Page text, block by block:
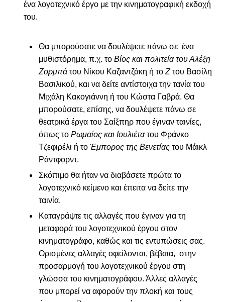
ένα λογοτεχνικό έργο με την κινηματογραφική εκδοχή
του.
Θα μπορούσατε να δουλέψετε πάνω σε ένα
μυθιστόρημα, π.χ. το Βίος και πολιτεία του Αλέξη
Ζορμπάτου Νίκου Καζαντζάκη ή το Ζτου Βασίλη
Βασιλικού, και να δείτε αντίστοιχα την τανία του
Μιχάλη Κακογιάννη ή του Κώστα Γαβρά. Θα
μπορούσατε, επίσης, να δουλέψετε πάνω σε
θεατρικά έργα του Σαίξπηρ που έγιναν ταινίες,
όπως το Ρωμαίος και Ιουλιέτατου Φράνκο
Τζεφιρέλι ή το Έμπορος της Βενετίας του Μάικλ
Ράντφορντ.
Σκόπιμο θα ήταν να διαβάσετε πρώτα το
λογοτεχνικό κείμενο και έπειτα να δείτε την
ταινία.
Καταγράψτε τις αλλαγές που έγιναν για τη
μεταφορά του λογοτεχνικού έργου στον
κινηματογράφο, καθώς και τις εντυπώσεις σας.
Ορισμένες αλλαγές οφείλονται, βέβαια, στην
προσαρμογή του λογοτεχνικού έργου στη
γλώσσα του κινηματογράφου. Άλλες αλλαγές
που μπορεί να αφορούν την πλοκή και τους